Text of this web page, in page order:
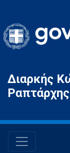
Gov.gr
Διαρκής
Ραπτάρχης